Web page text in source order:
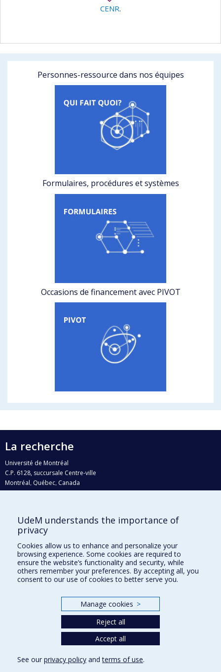
CENR.
Personnes-ressource dans nos équipes
Formulaires, procédures et systèmes
Occasions de financement avec PIVOT
La recherche
Université de Montréal
C.P. 6128, succursale Centre-ville
Montréal, Québec, Canada
H3C 3J7
Qui fait quoi?
Nous trouver
Plan du site
Accessibilité
UdeM understands the importance of
privacy
Cookies allow us to enhance and personalize your
browsing experience. Some cookies are required to
ensure the website’s functionality and security, while
others remember your preferences. By accepting all, you
consent to our use of cookies to better serve you.
Manage cookies >
Reject all
Accept all
See our privacy policy andterms of use.